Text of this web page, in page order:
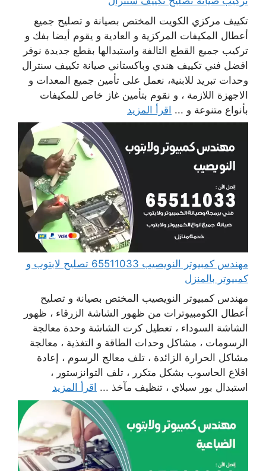
تكييف مركزي الكويت المختص بصيانة و تصليح جميع
أعطال المكيفات المركزية و العادية و يقوم أيضا بفك و
تركيب جميع القطع التالفة واستبدالها بقطع جديدة نوفر
افضل فني تكييف هندي وباكستاني صيانة تكييف سنترال
وحدات تبريد للابنية، نعمل على تأمين جميع المعدات و
الاجهزة اللازمة ، و نقوم بتأمين غاز خاص للمكيفات
بأنواع متنوعة و ... اقرأ المزيد
مهندس كمبيوتر النويصيب 65511033 تصليح لابتوب و
كمبيوتر بالمنزل
مهندس كمبيوتر النويصيب المختص بصيانة و تصليح
أعطال الكومبيوترات من ظهور الشاشة الزرقاء ، ظهور
الشاشة السوداء ، تعطيل كرت الشاشة وحدة معالجة
الرسومات ، مشاكل وحدات الطاقة و التغذية ، معالجة
مشاكل الحرارة الزائدة ، تلف معالج الرسوم ، إعادة
اقلاع الحاسوب بشكل متكرر ، تلف التوانزستور ،
استبدال بور سبلاي ، تنظيف مآخذ ... اقرأ المزيد